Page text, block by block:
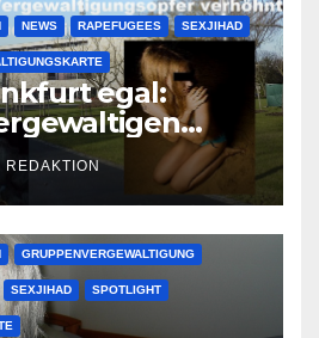
NEWS RAPEFUGEES SEXJIHAD
egal:
auf
REDAKTION
GRUPPENVERGEWALTIGUNG
SEXJIHAD SPOTLIGHT